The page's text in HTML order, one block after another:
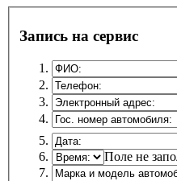
Запись на сервис
Поле не